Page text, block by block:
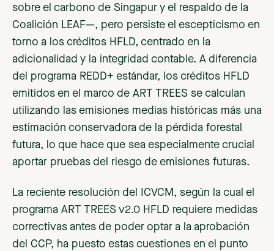
sobre el carbono de Singapur y el respaldo de la
Coalición LEAF—, pero persiste el escepticismo en
torno a los créditos HFLD, centrado en la
adicionalidad y la integridad contable. A diferencia
del programa REDD+ estándar, los créditos HFLD
emitidos en el marco de ART TREES se calculan
utilizando las emisiones medias históricas más una
estimación conservadora de la pérdida forestal
futura, lo que hace que sea especialmente crucial
aportar pruebas del riesgo de emisiones futuras.
La reciente resolución del ICVCM, según la cual el
programa ART TREES v2.0 HFLD requiere medidas
correctivas antes de poder optar a la aprobación
del CCP, ha puesto estas cuestiones en el punto